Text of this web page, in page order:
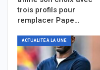
trois profils pour
remplacer Pape…
ACTUALITÉ À LA UNE